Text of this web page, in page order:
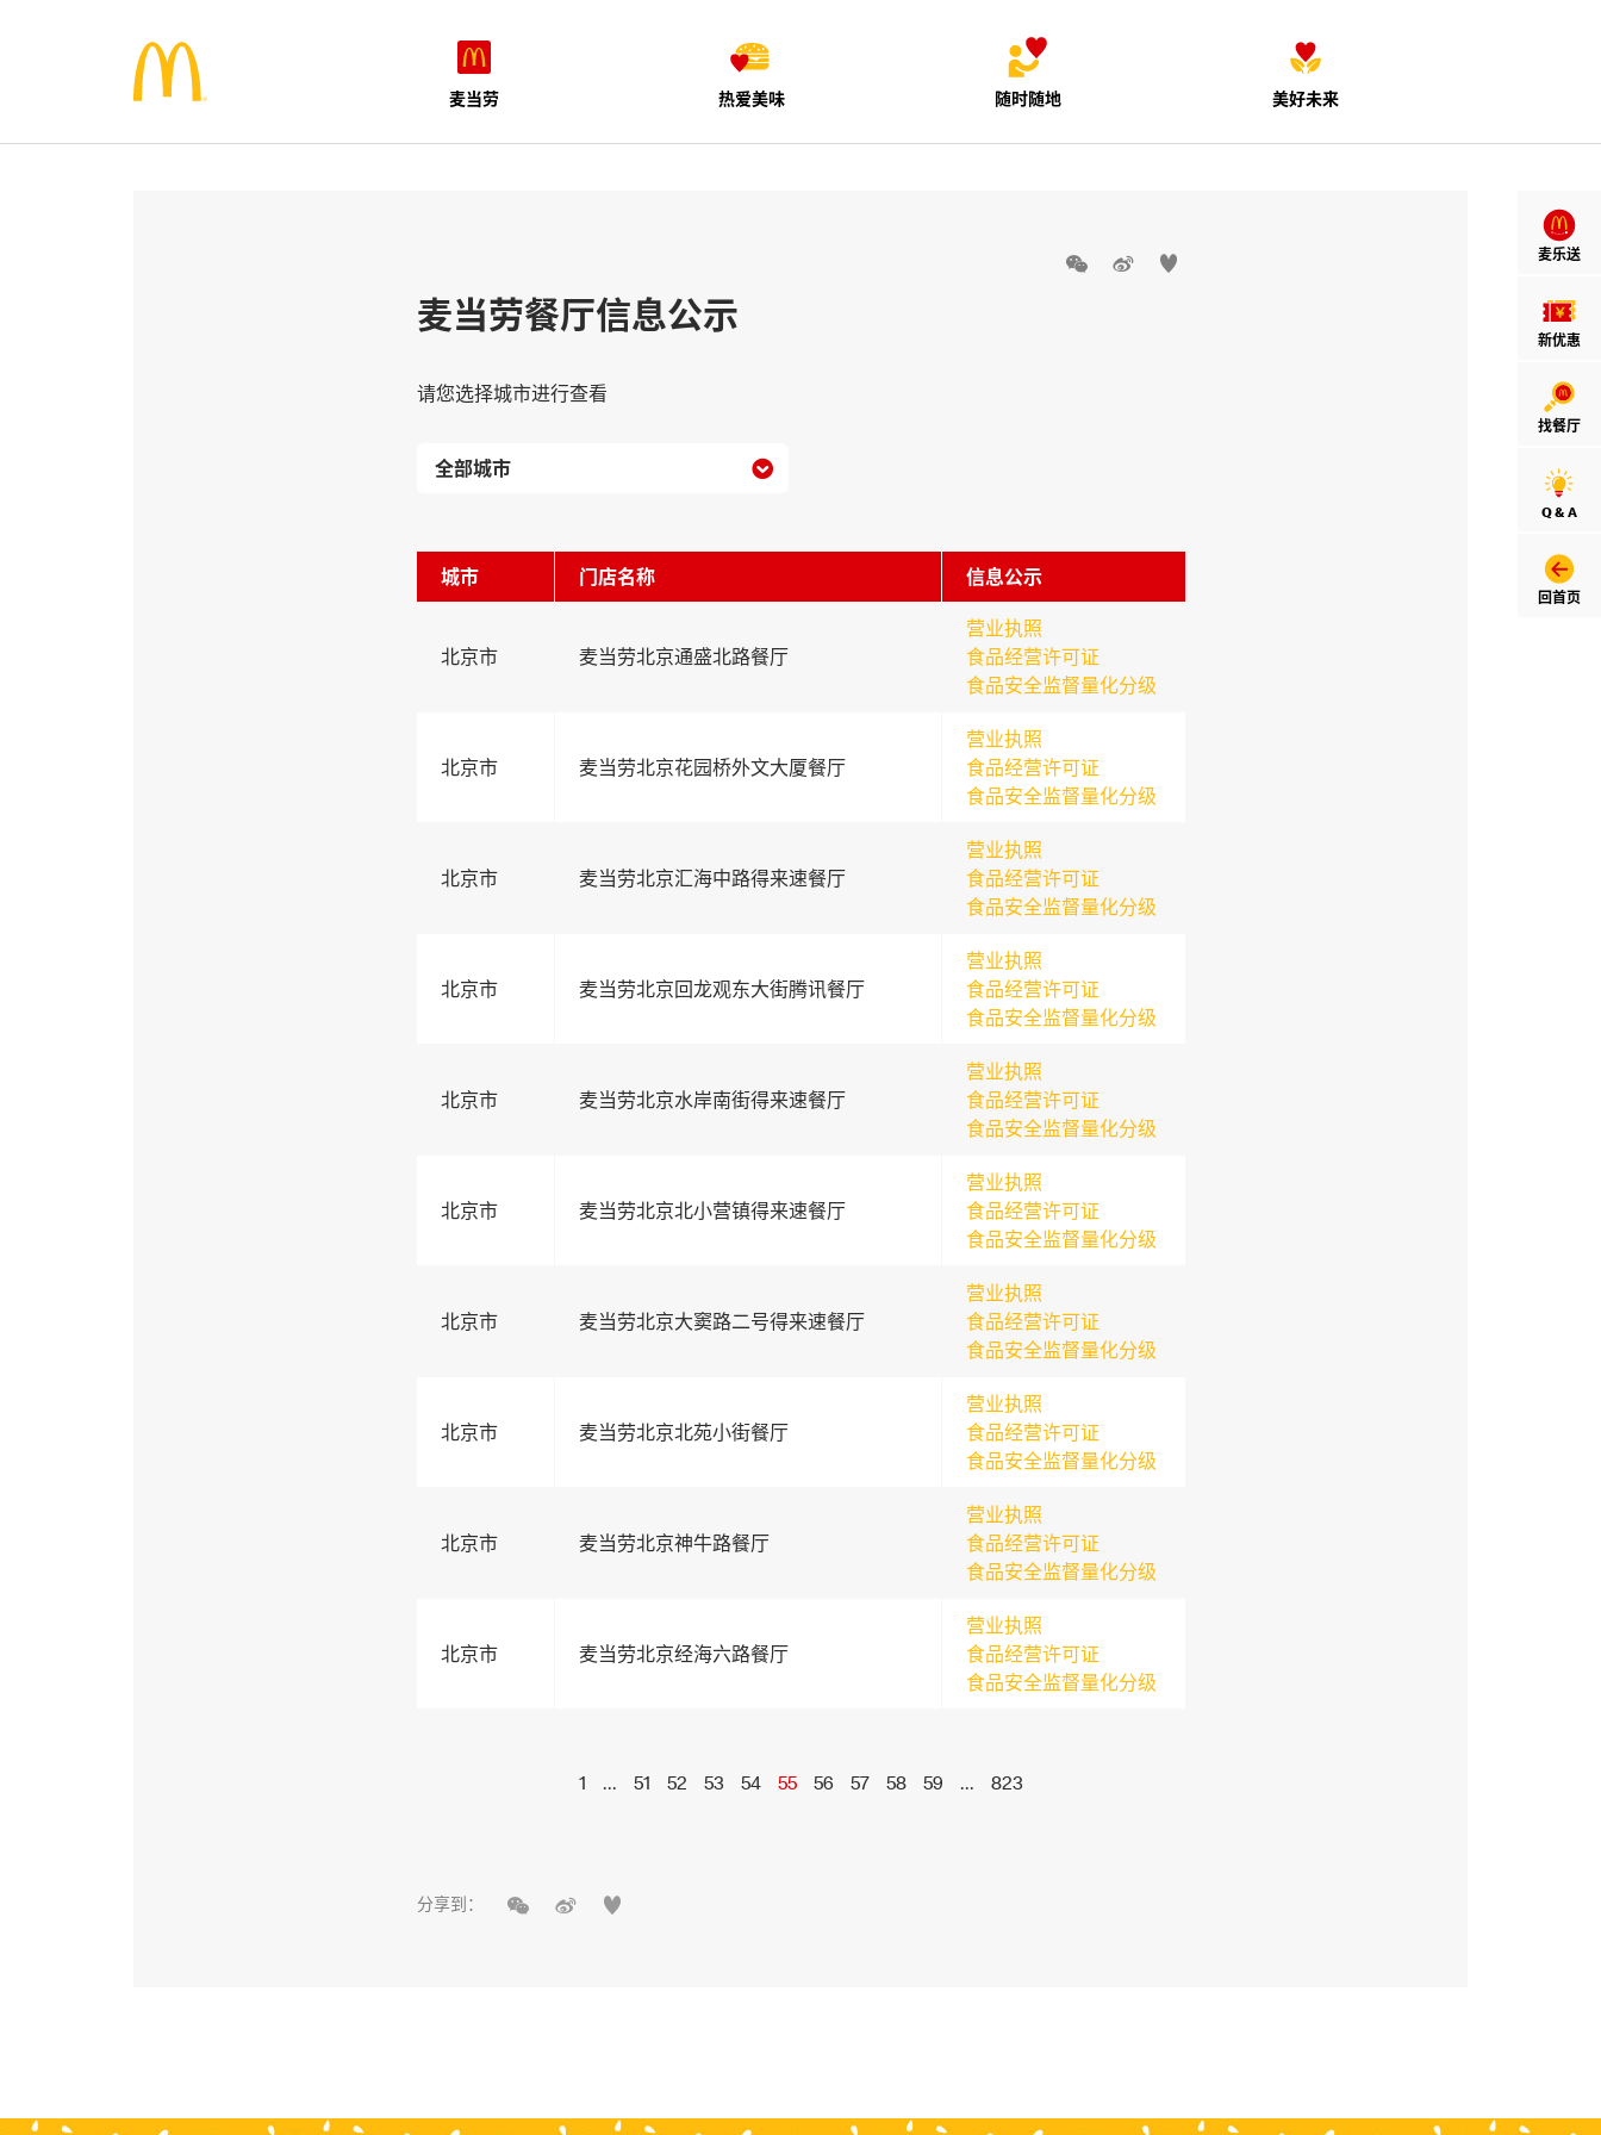
麦当劳 热爱美味 随时随地 美好未来
麦乐送
新优惠
找餐厅
Q & A
回首页
  
麦当劳餐厅信息公示
请您选择城市进行查看

城市 门店名称 信息公示
北京市 麦当劳北京通盛北路餐厅
营业执照
食品经营许可证
食品安全监督量化分级
北京市 麦当劳北京花园桥外文大厦餐厅
营业执照
食品经营许可证
食品安全监督量化分级
北京市 麦当劳北京汇海中路得来速餐厅
营业执照
食品经营许可证
食品安全监督量化分级
北京市 麦当劳北京回龙观东大街腾讯餐厅
营业执照
食品经营许可证
食品安全监督量化分级
北京市 麦当劳北京水岸南街得来速餐厅
营业执照
食品经营许可证
食品安全监督量化分级
北京市 麦当劳北京北小营镇得来速餐厅
营业执照
食品经营许可证
食品安全监督量化分级
北京市 麦当劳北京大窦路二号得来速餐厅
营业执照
食品经营许可证
食品安全监督量化分级
北京市 麦当劳北京北苑小街餐厅
营业执照
食品经营许可证
食品安全监督量化分级
北京市 麦当劳北京神牛路餐厅
营业执照
食品经营许可证
食品安全监督量化分级
北京市 麦当劳北京经海六路餐厅
营业执照
食品经营许可证
食品安全监督量化分级
1 ... 51 52 53 54 55 56 57 58 59 ... 823
分享到：   